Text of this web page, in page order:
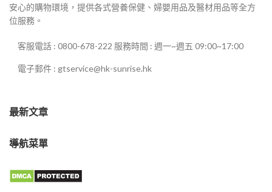
安心的購物環境，提供各式營養保健、婦嬰用品及醫材用品等全方
位服務。
客服電話 : 0800-678-222 服務時間 : 週一~週五 09:00~17:00
電子郵件 : gtservice@hk-sunrise.hk
最新文章
導航菜單